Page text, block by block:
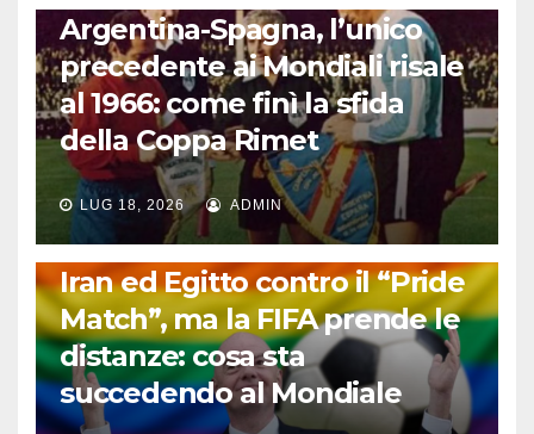
Argentina-Spagna, l’unico
precedente ai Mondiali risale
al 1966: come finì la sfida
della Coppa Rimet
LUG 18, 2026 ADMIN
FUORI DAL CAMPO: CALCIO, GOSSIP E NON SOLO
Iran ed Egitto contro il “Pride
Match”, ma la FIFA prende le
distanze: cosa sta
succedendo al Mondiale